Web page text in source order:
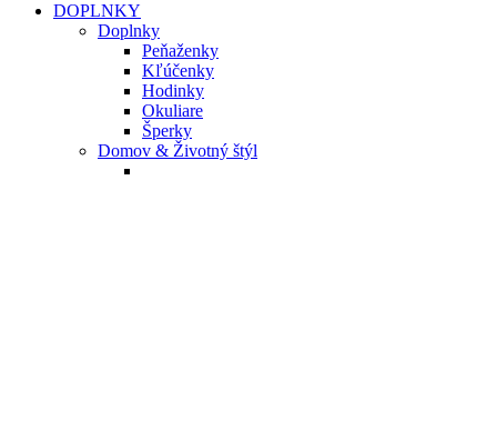
DOPLNKY
Doplnky
Peňaženky
Kľúčenky
Hodinky
Okuliare
Šperky
Domov & Životný štýl